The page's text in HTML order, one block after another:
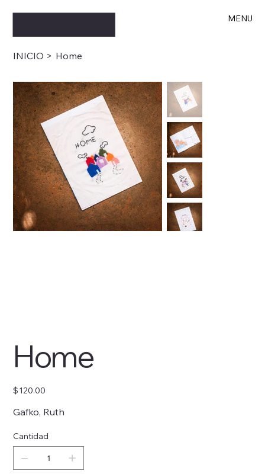
MENU
INICIO > Home
Home
Precio
$120.00
Gafko, Ruth
Cantidad